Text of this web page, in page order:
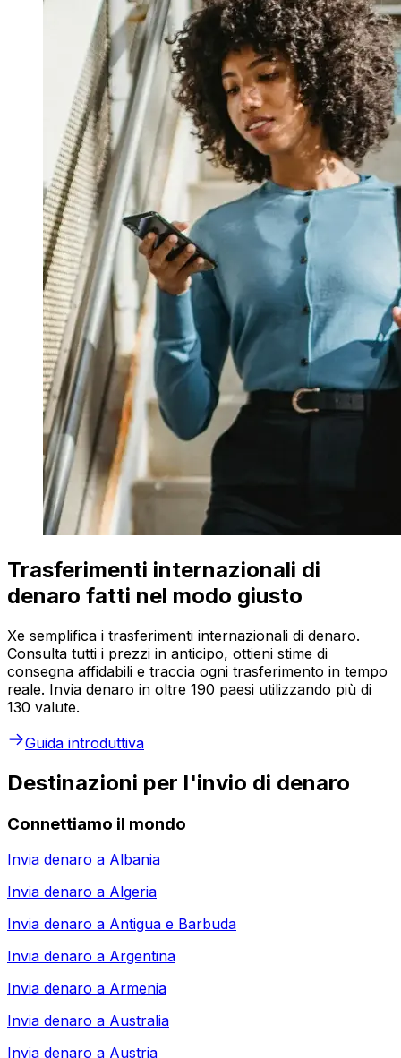
Trasferimenti internazionali di
denaro fatti nel modo giusto
Xe semplifica i trasferimenti internazionali di denaro.
Consulta tutti i prezzi in anticipo, ottieni stime di
consegna affidabili e traccia ogni trasferimento in tempo
reale. Invia denaro in oltre 190 paesi utilizzando più di
130 valute.
Guida introduttiva
Destinazioni per l'invio di denaro
Connettiamo il mondo
Invia denaro a Albania
Invia denaro a Algeria
Invia denaro a Antigua e Barbuda
Invia denaro a Argentina
Invia denaro a Armenia
Invia denaro a Australia
Invia denaro a Austria